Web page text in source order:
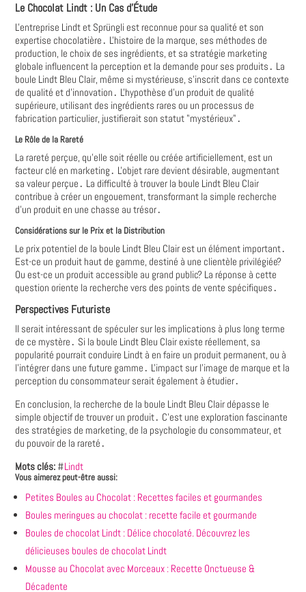
Le Chocolat Lindt : Un Cas d'Étude
L'entreprise Lindt et Sprüngli est reconnue pour sa qualité et son
expertise chocolatière․ L'histoire de la marque, ses méthodes de
production, le choix de ses ingrédients, et sa stratégie marketing
globale influencent la perception et la demande pour ses produits․ La
boule Lindt Bleu Clair, même si mystérieuse, s'inscrit dans ce contexte
de qualité et d'innovation․ L'hypothèse d'un produit de qualité
supérieure, utilisant des ingrédients rares ou un processus de
fabrication particulier, justifierait son statut "mystérieux"․
Le Rôle de la Rareté
La rareté perçue, qu'elle soit réelle ou créée artificiellement, est un
facteur clé en marketing․ L'objet rare devient désirable, augmentant
sa valeur perçue․ La difficulté à trouver la boule Lindt Bleu Clair
contribue à créer un engouement, transformant la simple recherche
d'un produit en une chasse au trésor․
Considérations sur le Prix et la Distribution
Le prix potentiel de la boule Lindt Bleu Clair est un élément important․
Est-ce un produit haut de gamme, destiné à une clientèle privilégiée?
Ou est-ce un produit accessible au grand public? La réponse à cette
question oriente la recherche vers des points de vente spécifiques․
Perspectives Futuriste
Il serait intéressant de spéculer sur les implications à plus long terme
de ce mystère․ Si la boule Lindt Bleu Clair existe réellement, sa
popularité pourrait conduire Lindt à en faire un produit permanent, ou à
l'intégrer dans une future gamme․ L'impact sur l'image de marque et la
perception du consommateur serait également à étudier․
En conclusion, la recherche de la boule Lindt Bleu Clair dépasse le
simple objectif de trouver un produit․ C'est une exploration fascinante
des stratégies de marketing, de la psychologie du consommateur, et
du pouvoir de la rareté․
Mots clés: #Lindt
Vous aimerez peut-être aussi:
Petites Boules au Chocolat : Recettes faciles et gourmandes
Boules meringues au chocolat : recette facile et gourmande
Boules de chocolat Lindt : Délice chocolaté. Découvrez les
délicieuses boules de chocolat Lindt
Mousse au Chocolat avec Morceaux : Recette Onctueuse &
Décadente